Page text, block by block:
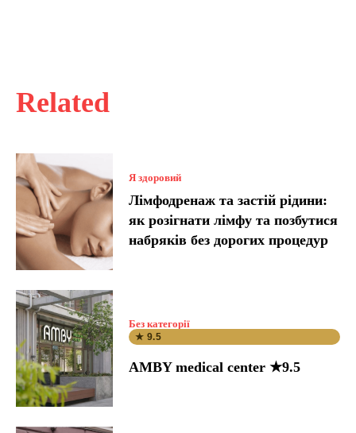
Related
Я здоровий
Лімфодренаж та застій рідини:
як розігнати лімфу та позбутися
набряків без дорогих процедур
Без категорії
★ 9.5
AMBY medical center ★9.5